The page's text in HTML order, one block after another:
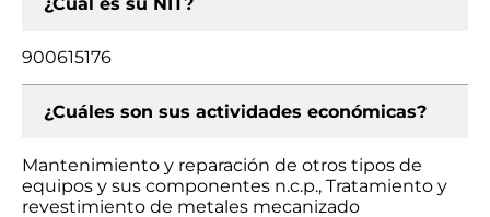
900615176
¿Cuáles son sus actividades económicas?
Mantenimiento y reparación de otros tipos de
equipos y sus componentes n.c.p., Tratamiento y
revestimiento de metales mecanizado